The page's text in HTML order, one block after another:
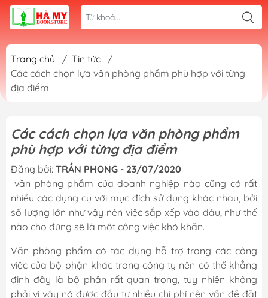
Trang chủ / Tin tức
/
Các cách chọn lựa văn phòng phẩm phù hợp với từng
địa điểm
Các cách chọn lựa văn phòng phẩm
phù hợp với từng địa điểm
Đăng bởi: TRẦN PHONG - 23/07/2020
văn phòng phẩm của doanh nghiệp nào cũng có rất
nhiều các dụng cụ với mục đích sử dụng khác nhau, bởi
số lượng lớn như vậy nên việc sắp xếp vào đâu, như thế
nào cho đúng sẽ là một công việc khó khăn.
Văn phòng phẩm có tác dụng hỗ trợ trong các công
việc của bộ phận khác trong công ty nên có thể khẳng
định đây là bộ phận rất quan trọng, tuy nhiên không
phải vì vậy nó được đầu tư nhiều chi phí nên vấn đề đặt